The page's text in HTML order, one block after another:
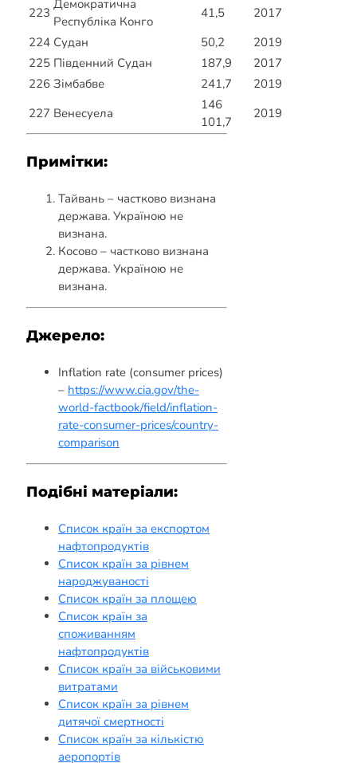
223
Демократична
Республіка Конго
41,5
2017
224 Судан 50,2
2019
225 Південний Судан 187,9
2017
226 Зімбабве 241,7
2019
227 Венесуела
146
101,7
2019
Примітки:
Тайвань – частково визнана
держава. Україною не
визнана.
Косово – частково визнана
держава. Україною не
визнана.
Джерело:
Inflation rate (consumer prices)
– https://www.cia.gov/the-
world-factbook/field/inflation-
rate-consumer-prices/country-
comparison
Подібні матеріали:
Список країн за експортом
нафтопродуктів
Список країн за рівнем
народжуваності
Список країн за площею
Список країн за
споживанням
нафтопродуктів
Список країн за військовими
витратами
Список країн за рівнем
дитячої смертності
Список країн за кількістю
аеропортів